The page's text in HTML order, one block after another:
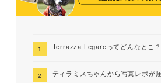
Terrazza Legareってどんなとこ？
ティラミスちゃんから写真レポが